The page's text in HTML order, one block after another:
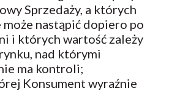
Sprzedaży, a których
nastąpić dopiero po
i których wartość zależy
nad którymi
ma kontroli;
Konsument wyraźnie